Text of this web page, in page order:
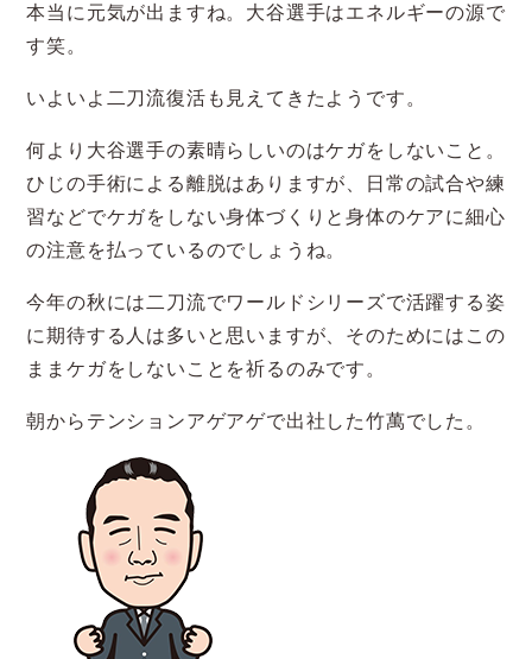
本当に元気が出ますね。大谷選手はエネルギーの源で
す笑。
いよいよ二刀流復活も見えてきたようです。
何より大谷選手の素晴らしいのはケガをしないこと。
ひじの手術による離脱はありますが、日常の試合や練
習などでケガをしない身体づくりと身体のケアに細心
の注意を払っているのでしょうね。
今年の秋には二刀流でワールドシリーズで活躍する姿
に期待する人は多いと思いますが、そのためにはこの
ままケガをしないことを祈るのみです。
朝からテンションアゲアゲで出社した竹萬でした。